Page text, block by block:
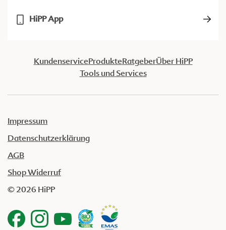
HiPP App
KundenserviceProdukteRatgeberÜber HiPP
Tools und Services
Impressum
Datenschutzerklärung
AGB
Shop Widerruf
© 2026 HiPP